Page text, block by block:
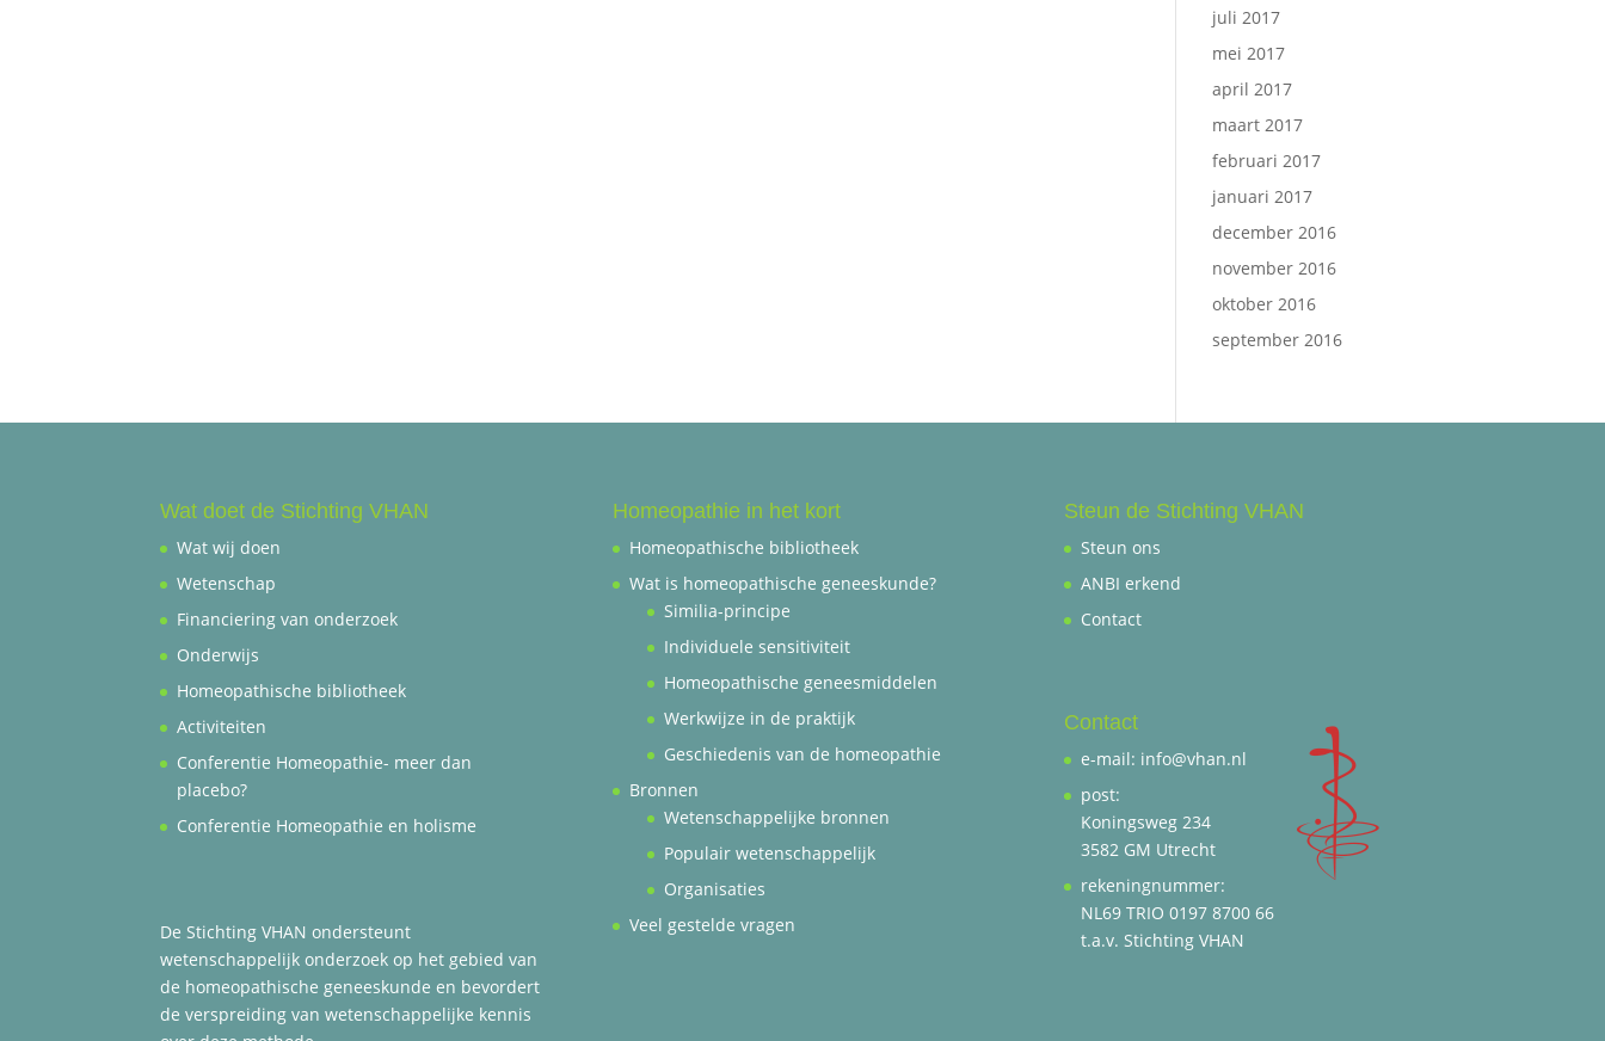
juli 2017
mei 2017
april 2017
maart 2017
februari 2017
januari 2017
december 2016
november 2016
oktober 2016
september 2016
Wat doet de Stichting VHAN
Wat wij doen
Wetenschap
Financiering van onderzoek
Onderwijs
Homeopathische bibliotheek
Activiteiten
Conferentie Homeopathie- meer dan
placebo?
Conferentie Homeopathie en holisme
De Stichting VHAN ondersteunt
wetenschappelijk onderzoek op het gebied van
de homeopathische geneeskunde en bevordert
de verspreiding van wetenschappelijke kennis
Homeopathie in het kort
Homeopathische bibliotheek
Wat is homeopathische geneeskunde?
Similia-principe
Individuele sensitiviteit
Homeopathische geneesmiddelen
Werkwijze in de praktijk
Geschiedenis van de homeopathie
Bronnen
Wetenschappelijke bronnen
Populair wetenschappelijk
Organisaties
Veel gestelde vragen
Steun de Stichting VHAN
Steun ons
ANBI erkend
Contact
Contact
e-mail: info@vhan.nl
post:
Koningsweg 234
3582 GM Utrecht
rekeningnummer:
NL69 TRIO 0197 8700 66
t.a.v. Stichting VHAN